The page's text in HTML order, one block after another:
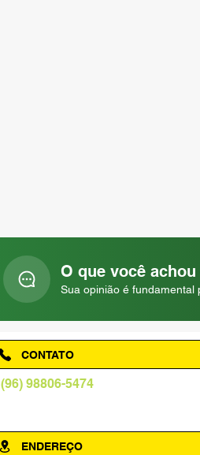
O que você
Sua opinião é fundamental
(96) 98806-5474
CONTATO
ENDEREÇO